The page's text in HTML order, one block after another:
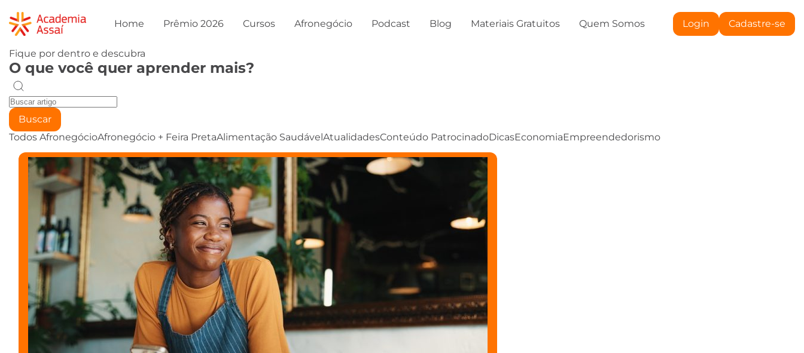
Home Prêmio 2026 Cursos Afronegócio Podcast Blog Materiais Gratuitos Quem Somos Login Cadastre-se
Fique por dentro e descubra
O que você quer aprender mais?
Buscar
Todos AfronegócioAfronegócio + Feira PretaAlimentação SaudávelAtualidadesConteúdo PatrocinadoDicasEconomiaEmpreendedorismo